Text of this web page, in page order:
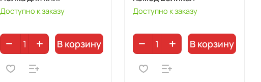
Доступно к заказу
В корзину
Доступно к заказу
В корзину